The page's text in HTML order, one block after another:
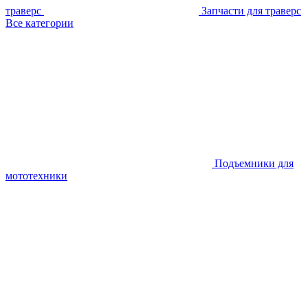
траверс
Запчасти для траверс
Все категории
Подъемники для
мототехники